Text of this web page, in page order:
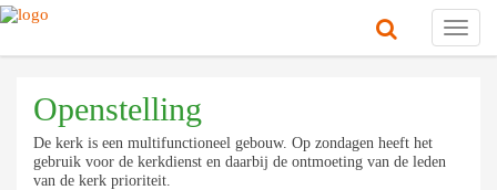
Openstelling
De kerk is een multifunctioneel gebouw. Op zondagen heeft het
gebruik voor de kerkdienst en daarbij de ontmoeting van de leden
van de kerk prioriteit.